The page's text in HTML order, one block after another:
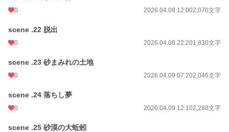
0 2026.04.08 12:002,070文字
scene .22 脱出
0 2026.04.08 22:201,830文字
scene .23 砂まみれの土地
0 2026.04.09 07:202,046文字
scene .24 落ちし夢
0 2026.04.09 12:102,288文字
scene .25 砂漠の大蚯蚓